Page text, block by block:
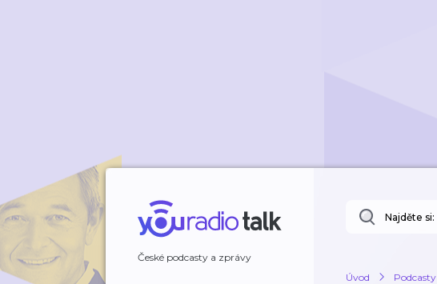
České podcasty a zprávy
Najděte si:
Úvod Podcasty